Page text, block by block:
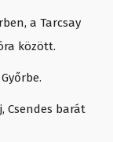
a Tarcsay
között.
Csendes barát